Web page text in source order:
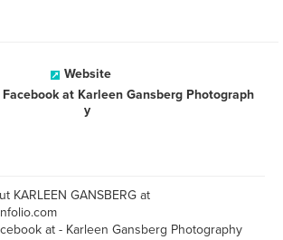
Website
at Karleen Gansberg Photograph
y
KARLEEN GANSBERG at
at - Karleen Gansberg Photography